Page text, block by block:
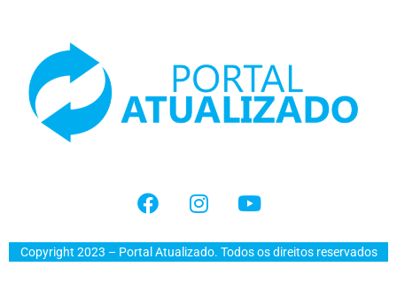
Copyright 2023 – Portal Atualizado. Todos os direitos reservados